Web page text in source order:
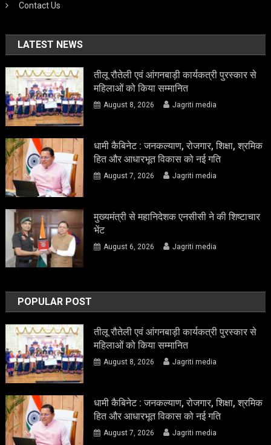
Contact Us
LATEST NEWS
तीलू रौतेली एवं आंगनबाड़ी कार्यकत्री पुरस्कार से
महिलाओं को किया सम्मानित
August 8, 2026 Jagriti media
धामी कैबिनेट : जनकल्याण, रोजगार, शिक्षा, श्रमिक
हित और आधारभूत विकास को नई गति
August 7, 2026 Jagriti media
मुख्यमंत्री से महानिदेशक एनसीसी ने की शिष्टाचार
भेंट
August 6, 2026 Jagriti media
POPULAR POST
तीलू रौतेली एवं आंगनबाड़ी कार्यकत्री पुरस्कार से
महिलाओं को किया सम्मानित
August 8, 2026 Jagriti media
धामी कैबिनेट : जनकल्याण, रोजगार, शिक्षा, श्रमिक
हित और आधारभूत विकास को नई गति
August 7, 2026 Jagriti media